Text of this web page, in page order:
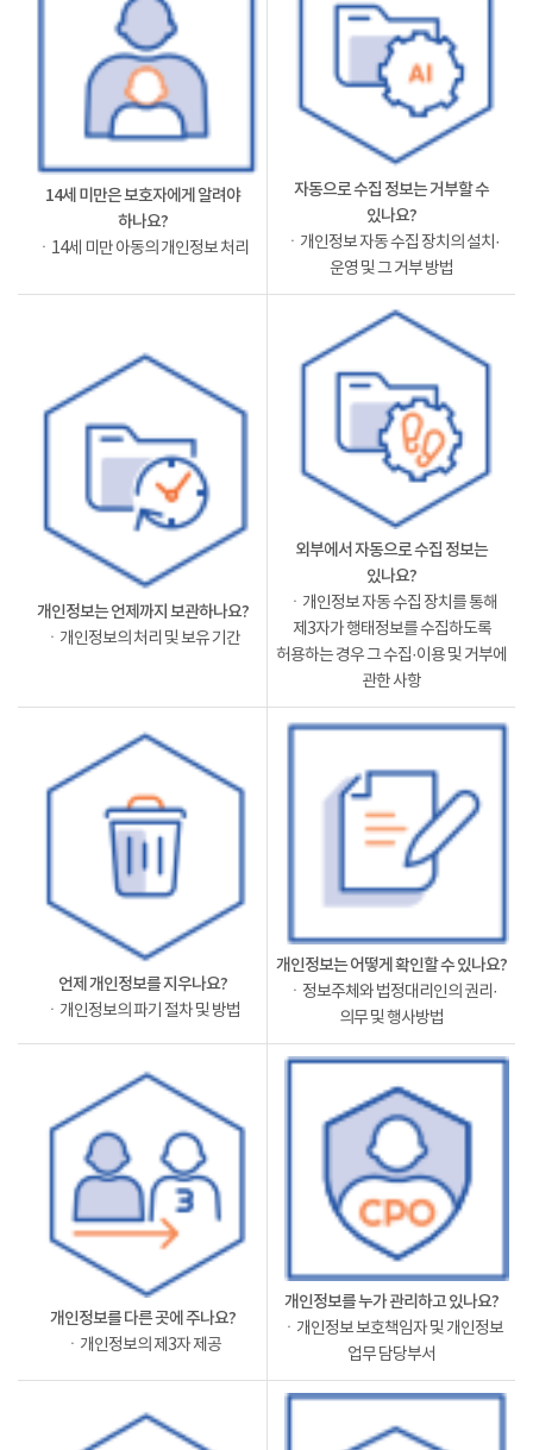
14세 미만은 보호자에게 알려야
하나요?
ㆍ14세 미만 아동의 개인정보 처리
자동으로 수집 정보는 거부할 수
있나요?
ㆍ개인정보 자동 수집 장치의 설치·
운영 및 그 거부 방법
개인정보는 언제까지 보관하나요?
ㆍ개인정보의 처리 및 보유 기간
외부에서 자동으로 수집 정보는
있나요?
ㆍ개인정보 자동 수집 장치를 통해
제3자가 행태정보를 수집하도록
허용하는 경우 그 수집·이용 및 거부에
관한 사항
언제 개인정보를 지우나요?
ㆍ개인정보의 파기 절차 및 방법
개인정보는 어떻게 확인할 수 있나요?
ㆍ정보주체와 법정대리인의 권리·
의무 및 행사방법
개인정보를 다른 곳에 주나요?
ㆍ개인정보의 제3자 제공
개인정보를 누가 관리하고 있나요?
ㆍ개인정보 보호책임자 및 개인정보
업무 담당부서